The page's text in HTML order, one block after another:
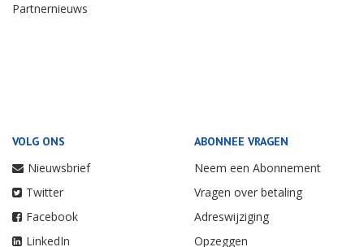
Partnernieuws
VOLG ONS
Nieuwsbrief
Twitter
Facebook
LinkedIn
ABONNEE VRAGEN
Neem een Abonnement
Vragen over betaling
Adreswijziging
Opzeggen